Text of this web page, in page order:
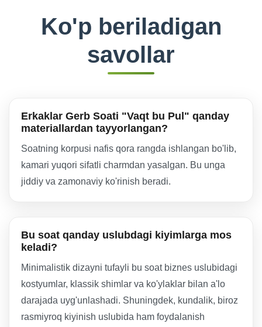
Ko'p beriladigan
savollar
Erkaklar Gerb Soati "Vaqt bu Pul" qanday
materiallardan tayyorlangan?
Soatning korpusi nafis qora rangda ishlangan bo'lib,
kamari yuqori sifatli charmdan yasalgan. Bu unga
jiddiy va zamonaviy ko'rinish beradi.
Bu soat qanday uslubdagi kiyimlarga mos
keladi?
Minimalistik dizayni tufayli bu soat biznes uslubidagi
kostyumlar, klassik shimlar va ko'ylaklar bilan a'lo
darajada uyg'unlashadi. Shuningdek, kundalik, biroz
rasmiyroq kiyinish uslubida ham foydalanish